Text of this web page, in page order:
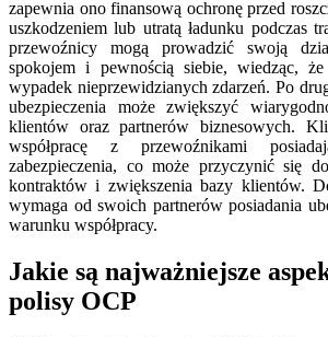
zapewnia ono finansową ochronę przed
uszkodzeniem lub utratą ładunku podczas
przewoźnicy mogą prowadzić swoją
spokojem i pewnością siebie, wiedząc,
wypadek nieprzewidzianych zdarzeń. Po
ubezpieczenia może zwiększyć
klientów oraz partnerów biznesowych.
współpracę z przewoźnikami
zabezpieczenia, co może przyczynić się
kontraktów i zwiększenia bazy klientów.
wymaga od swoich partnerów posiadania
warunku współpracy.
Jakie są najważniejsze
polisy OCP